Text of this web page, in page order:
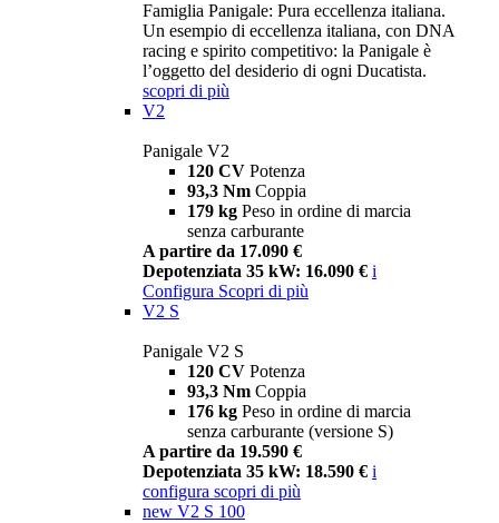
Famiglia Panigale: Pura eccellenza italiana.
Un esempio di eccellenza italiana, con DNA
racing e spirito competitivo: la Panigale è
l’oggetto del desiderio di ogni Ducatista.
scopri di più
V2
Panigale V2
120 CV Potenza
93,3 Nm Coppia
179 kg Peso in ordine di marcia
senza carburante
A partire da 17.090 €
Depotenziata 35 kW: 16.090 € i
Configura Scopri di più
V2 S
Panigale V2 S
120 CV Potenza
93,3 Nm Coppia
176 kg Peso in ordine di marcia
senza carburante (versione S)
A partire da 19.590 €
Depotenziata 35 kW: 18.590 € i
configura scopri di più
new V2 S 100